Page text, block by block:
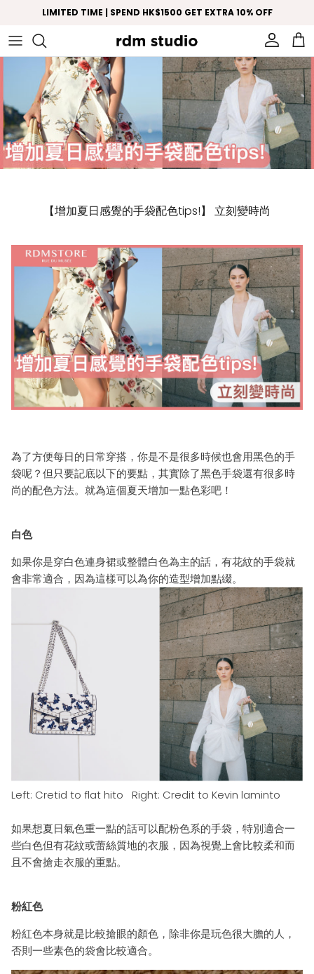
Skip to contentLIMITED TIME | SPEND HK$1500 GET EXTRA 10% OFF
Account
【增加夏日感覺的手袋配色tips!】 立刻變時尚
為了方便每日的日常穿搭，你是不是很多時候也會用黑色的手
袋呢？但只要記底以下的要點，其實除了黑色手袋還有很多時
尚的配色方法。 就為這個夏天增加一點色彩吧 ！
白色
如果你是穿白色連身裙或整體白色為主的話， 有花紋的手袋就
會非常適合 ， 因為這樣可以為你的造型增加點綴。
Left: Cretid to flathito Right: Credit to Kevin laminto
如果想夏日氣色重一點的話可以配粉色系的手袋 ，特別適合一
些白色但有花紋或蕾絲質地的衣服 ， 因為視覺上會比較柔和而
且不會搶走衣服的重點。
粉紅色
粉紅色本身就是比較搶眼的顏色， 除非你是玩色很大膽的人，
否則一些素色的袋會比較適合。